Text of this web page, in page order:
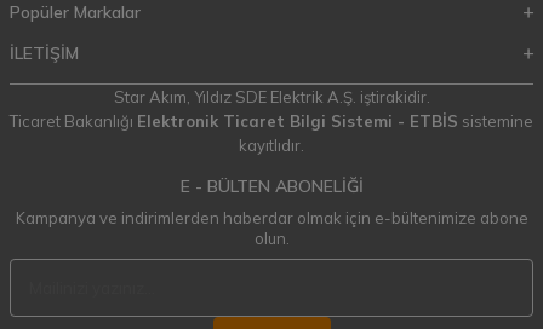
Popüler Markalar
İLETİŞİM
Star Akım, Yıldız SDE Elektrik A.Ş. iştirakidir.
Ticaret Bakanlığı Elektronik Ticaret Bilgi Sistemi - ETBİS sistemine
kayıtlıdır.
E - BÜLTEN ABONELİĞİ
Kampanya ve indirimlerden haberdar olmak için e-bültenimize abone
olun.